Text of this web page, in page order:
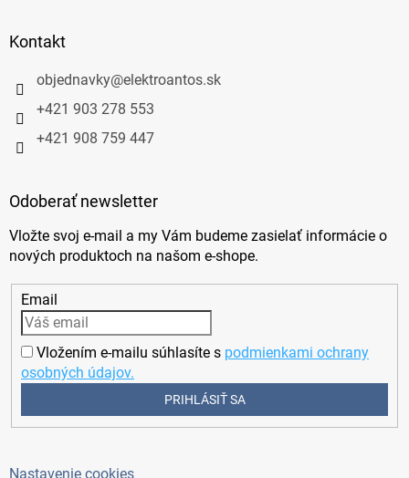
Kontakt
objednavky@elektroantos.sk
+421 903 278 553
+421 908 759 447
Odoberať newsletter
Vložte svoj e-mail a my Vám budeme zasielať informácie o
nových produktoch na našom e-shope.
Email
Vložením e-mailu súhlasíte s podmienkami ochrany
osobných údajov.
PRIHLÁSIŤ SA
Nastavenie cookies